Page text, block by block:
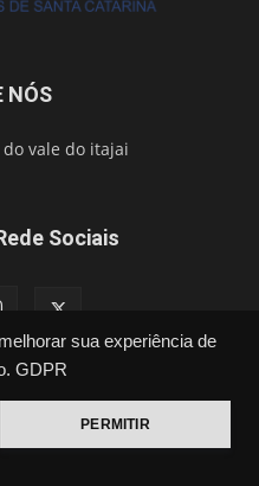
sua experiência de
GDPR
PERMITIR
NÓS
vale do itajai
Sociais
Esporte Brasil
Vídeos
Contato